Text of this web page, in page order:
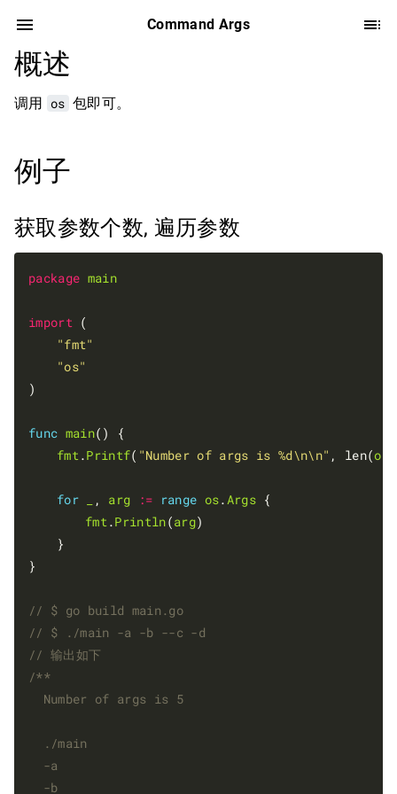
Command Args
概述
调用 os 包即可。
例子
获取参数个数, 遍历参数
package main
import (
"fmt"
"os"
)
func main() {
fmt.Printf( "Number of args is %d\n\n" , len(os
for , arg := range os.Args {
fmt.Println(arg)
}
// $ go build main.go
  Number of args is 5